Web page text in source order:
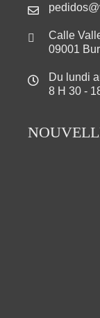
Calle
09001
Du lundi
8 H 30 -